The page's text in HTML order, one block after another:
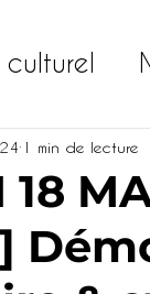
culturel
Vin
Randonnée
18
1 min de lecture